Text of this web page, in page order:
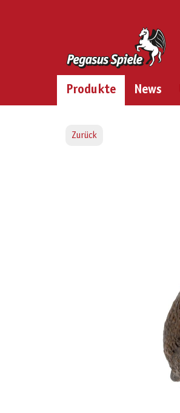
Produkte News
Zurück